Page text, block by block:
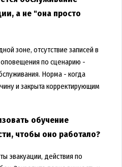
а не "она просто
зоне, отсутствие записей в
по сценарию -
Норма - когда
и закрыта корректирующим
обучение
чтобы оно работало?
эвакуации, действия по